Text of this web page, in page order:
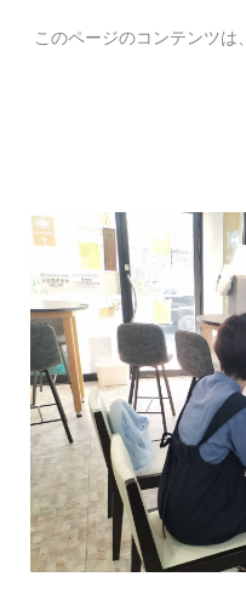
このページのコンテンツは、